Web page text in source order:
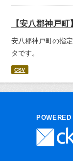
【安八郡神戸
安八郡神戸町の指
タです。
CSV
POWERED